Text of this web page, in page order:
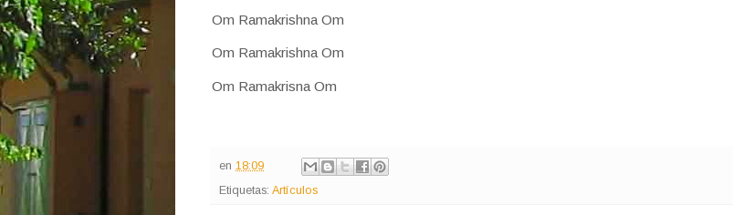
Om Ramakrishna Om
Om Ramakrishna Om
Om Ramakrisna Om
en 18:09
Etiquetas: Artículos